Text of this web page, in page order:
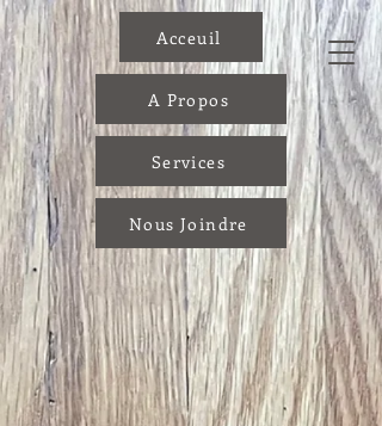
Acceuil
A Propos
Services
Nous Joindre